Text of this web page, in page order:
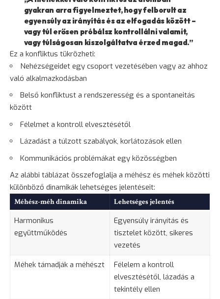
gyakran arra figyelmeztet, hogy felborult az
egyensúly az irányítás és az elfogadás között –
vagy túl erősen próbálsz kontrollálni valamit,
vagy túlságosan kiszolgáltatva érzed magad.”
Ez a konfliktus tükrözheti:
Nehézségeidet egy csoport vezetésében vagy az ahhoz
való alkalmazkodásban
Belső konfliktust a rendszeresség és a spontaneitás
között
Félelmet a kontroll elvesztésétől
Lázadást a túlzott szabályok, korlátozások ellen
Kommunikációs problémákat egy közösségben
Az alábbi táblázat összefoglalja a méhész és méhek közötti
különböző dinamikák lehetséges jelentéseit:
Méhész-méhdinamika Lehetséges jelentés
Harmonikus
együttműködés
Egyensúly irányítás és
tisztelet között, sikeres
vezetés
Méhek támadják a méhészt
Félelem a kontroll
elvesztésétől, lázadás a
tekintély ellen